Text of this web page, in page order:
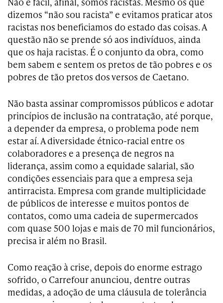
dizemos “não sou racista” e evitamos praticar atos
racistas nos beneficiamos do estado das coisas. A
questão não se prende só aos indivíduos, ainda
que os haja racistas. É o conjunto da obra, como
bem sabem e sentem os pretos de tão pobres e os
pobres de tão pretos dos versos de Caetano.
Não basta assinar compromissos públicos e adotar
princípios de inclusão na contratação, até porque,
a depender da empresa, o problema pode nem
estar aí. A diversidade étnico-racial entre os
colaboradores e a presença de negros na
liderança, assim como a equidade salarial, são
condições essenciais para que a empresa seja
antirracista. Empresa com grande multiplicidade
de públicos de interesse e muitos pontos de
contatos, como uma cadeia de supermercados
com quase 500 lojas e mais de 70 mil funcionários,
precisa ir além no Brasil.
Como reação à crise, depois do enorme estrago
sofrido, o Carrefour anunciou, dentre outras
medidas, a adoção de uma cláusula de tolerância